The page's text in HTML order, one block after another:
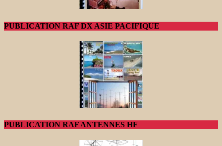
PUBLICATION RAF DX ASIE PACIFIQUE
PUBLICATION RAF ANTENNES HF